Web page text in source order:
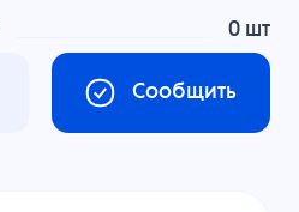
0 шт
Сообщить